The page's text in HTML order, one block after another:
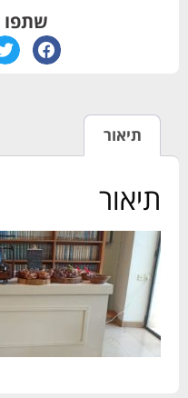
שתפו
תיאור
תיאור